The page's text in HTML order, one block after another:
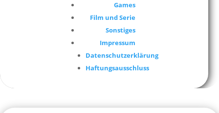
Games
Film und Serie
Sonstiges
Impressum
Datenschutzerklärung
Haftungsausschluss